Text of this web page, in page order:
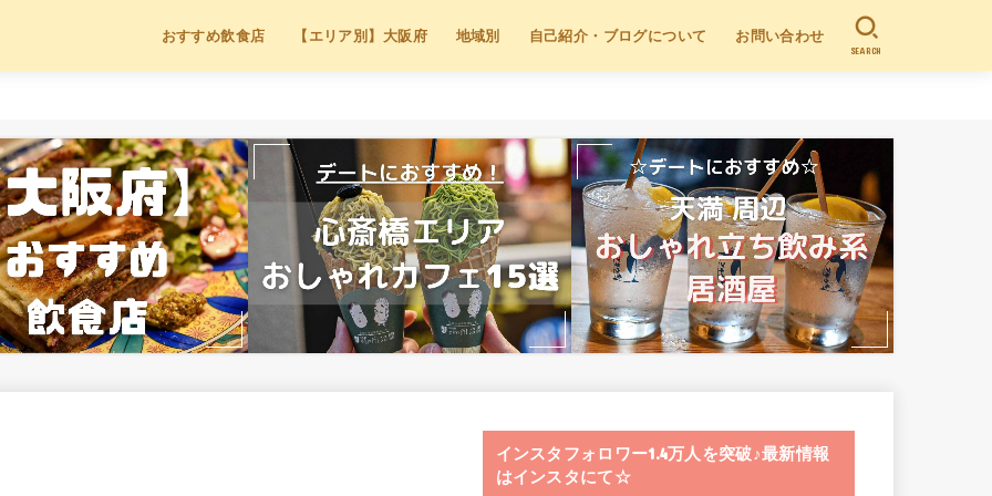
おすすめ飲食店 【エリア別】大阪府 地域別 自己紹介・ブログについて お問い合わせ
SEARCH
インスタフォロワー1.4万人を突破♪最新情報
はインスタにて☆